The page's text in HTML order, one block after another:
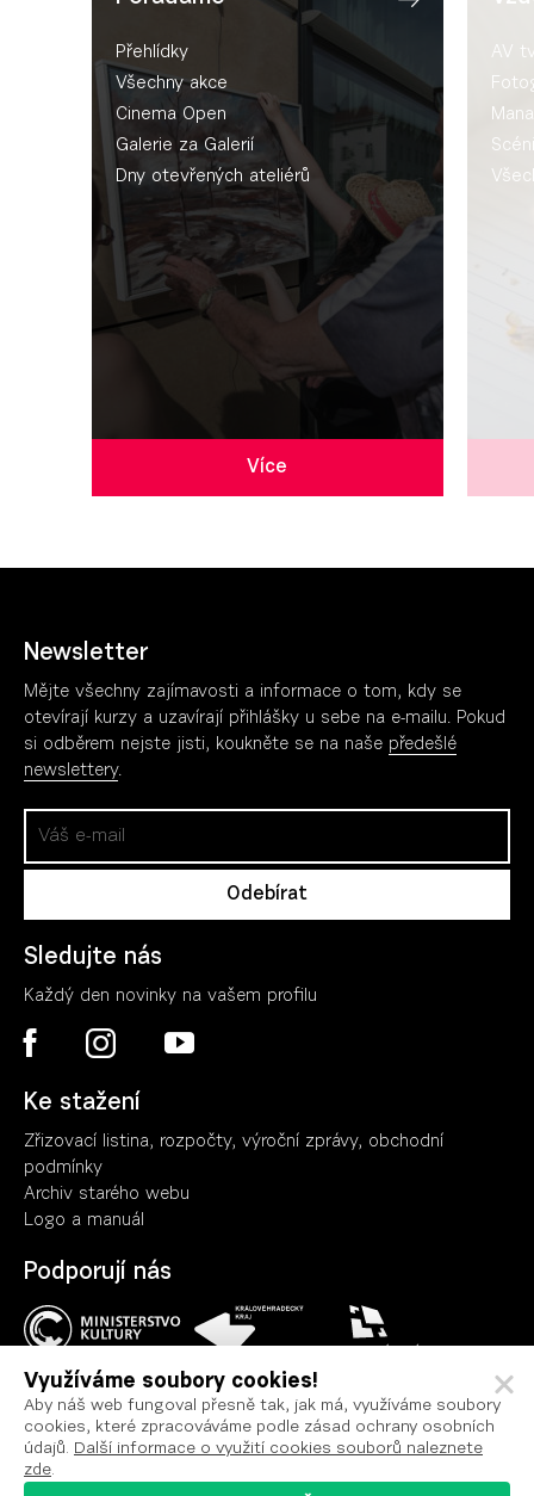
Přehlídky
Všechny akce
Cinema Open
Galerie za Galerií
Dny otevřených ateliérů
Více
AV
Newsletter
Mějte všechny zajímavosti a informace o tom, kdy se
otevírají kurzy a uzavírají přihlášky u sebe na e-mailu. Pokud
si odběrem nejste jisti, koukněte se na naše předešlé
newslettery.
Sledujte nás
Každý den novinky na vašem profilu
Ke stažení
Zřizovací listina, rozpočty, výroční zprávy, obchodní
podmínky
Archiv starého webu
Logo a manuál
Podporují nás
Ochrana osobních údajů
Prohlášení o přístupnosti
Využíváme soubory cookies!
Aby náš web fungoval přesně tak, jak má, využíváme soubory
cookies, které zpracováváme podle zásad ochrany osobních
údajů. Další informace o využití cookies souborů naleznete
zde.